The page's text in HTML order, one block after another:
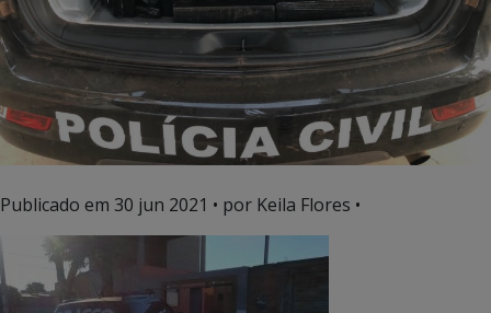
Publicado em 30 jun 2021 • por Keila Flores •